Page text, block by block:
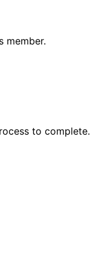
member.
to complete.